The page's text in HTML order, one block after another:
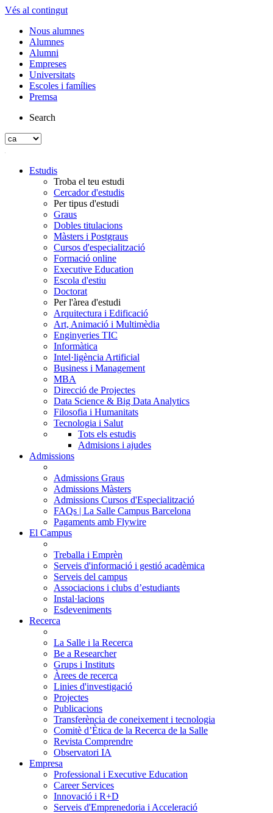
Vés al contingut
Nous alumnes
Alumnes
Alumni
Empreses
Universitats
Escoles i famílies
Premsa
Search
Estudis
Troba el teu estudi
Cercador d'estudis
Per tipus d'estudi
Graus
Dobles titulacions
Màsters i Postgraus
Cursos d'especialització
Formació online
Executive Education
Escola d'estiu
Doctorat
Per l'àrea d'estudi
Arquitectura i Edificació
Art, Animació i Multimèdia
Enginyeries TIC
Informàtica
Intel·ligència Artificial
Business i Management
MBA
Direcció de Projectes
Data Science & Big Data Analytics
Filosofia i Humanitats
Tecnologia i Salut
Tots els estudis
Admisions i ajudes
Admissions
Admissions Graus
Admissions Màsters
Admissions Cursos d'Especialització
FAQs | La Salle Campus Barcelona
Pagaments amb Flywire
El Campus
Treballa i Emprèn
Serveis d'informació i gestió acadèmica
Serveis del campus
Associacions i clubs d’estudiants
Instal·lacions
Esdeveniments
Recerca
La Salle i la Recerca
Be a Researcher
Grups i Instituts
Àrees de recerca
Linies d'investigació
Projectes
Publicacions
Transferència de coneixement i tecnologia
Comitè d’Ètica de la Recerca de la Salle
Revista Comprendre
Observatori IA
Empresa
Professional i Executive Education
Career Services
Innovació i R+D
Serveis d'Emprenedoria i Acceleració